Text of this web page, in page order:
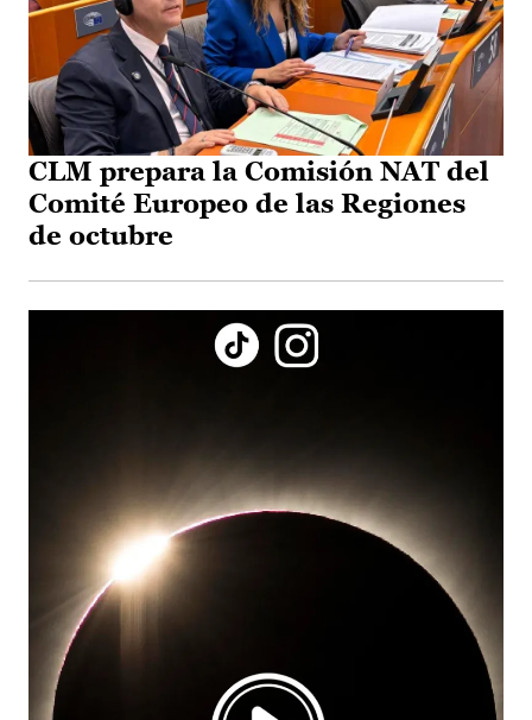
CLM prepara la Comisión NAT del
Comité Europeo de las Regiones
de octubre